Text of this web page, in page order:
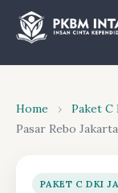
Home › Paket C
Pasar Rebo
PAKET C DKI